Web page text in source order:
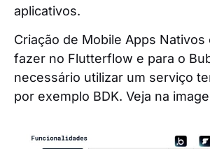
aplicativos.
Criação de Mobile Apps Nativos
fazer no Flutterflow e para o
necessário utilizar um serviço
por exemplo BDK. Veja na